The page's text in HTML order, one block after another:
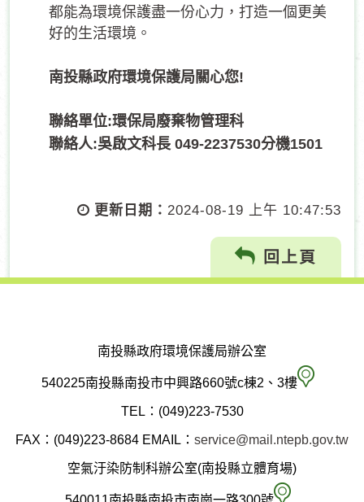
都能為環境保護盡一份心力，打造一個更美
好的生活環境。
南投縣政府環境保護局關心您!
聯絡單位:環保局廢棄物管理科
聯絡人:吳啟文科長049-2237530分機1501
更新日期： 2024-08-19 上午 10:47:53
回上頁
南投縣政府環境保護局辦公室
540225南投縣南投市中興路660號c棟2、3樓 南
縣
TEL：(049)223-7530
FAX：(049)223-8684 EMAIL： service@mail.ntepb.gov.tw
空氣汙染防制科辦公室(南投縣立體育場)
空